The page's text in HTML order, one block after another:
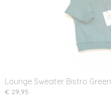
Lounge Sweater Bistro Green
€ 29,95